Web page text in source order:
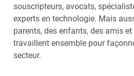
souscripteurs, avocats,
experts en technologie. Mais
parents, des enfants, des amis
travaillent ensemble pour
secteur.